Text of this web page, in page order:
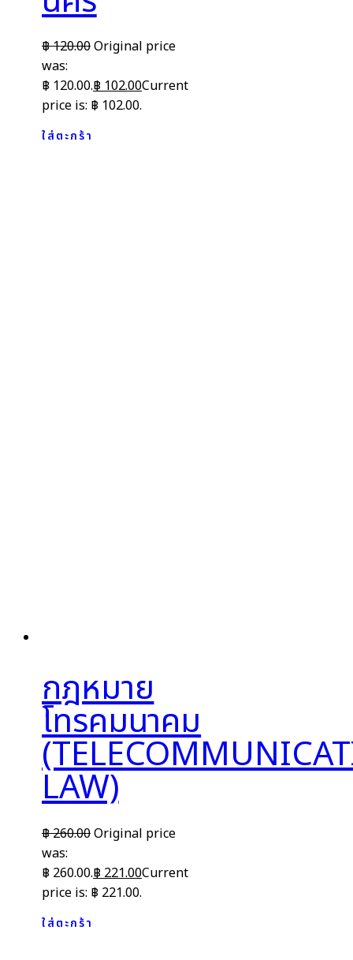
฿120.00Original price
was:
฿ 120.00.฿102.00Current
price is: ฿ 102.00.
ใส่ตะกร้า
กฎหมาย
โทรคมนาคม
LAW)
฿260.00Original price
was:
฿ 260.00.฿ 221.00Current
price is: ฿ 221.00.
ใส่ตะกร้า